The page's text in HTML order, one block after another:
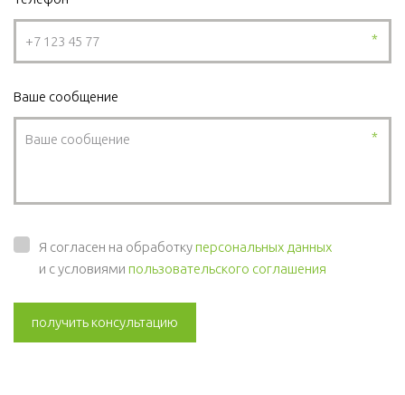
*
Ваше сообщение
*
Я согласен на обработкуперсональных данных
и с условиями пользовательского соглашения
получить консультацию